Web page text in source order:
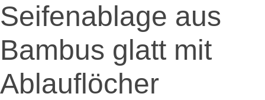
Seifenablage aus
Bambus glatt mit
Ablauflöcher